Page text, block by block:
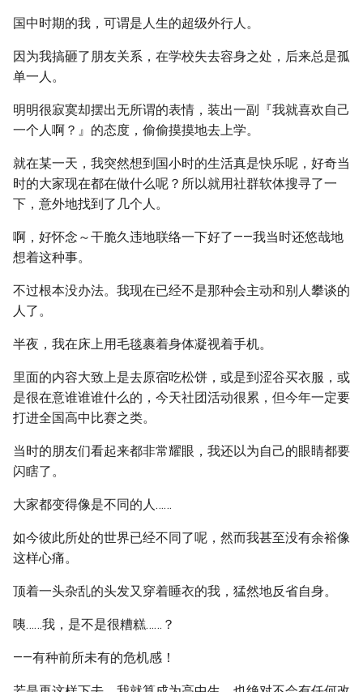
国中时期的我，可谓是人生的超级外行人。
因为我搞砸了朋友关系，在学校失去容身之处，后来总是孤
单一人。
明明很寂寞却摆出无所谓的表情，装出一副『我就喜欢自己
一个人啊？』的态度，偷偷摸摸地去上学。
就在某一天，我突然想到国小时的生活真是快乐呢，好奇当
时的大家现在都在做什么呢？所以就用社群软体搜寻了一
下，意外地找到了几个人。
啊，好怀念～干脆久违地联络一下好了——我当时还悠哉地
想着这种事。
不过根本没办法。我现在已经不是那种会主动和别人攀谈的
人了。
半夜，我在床上用毛毯裹着身体凝视着手机。
里面的内容大致上是去原宿吃松饼，或是到涩谷买衣服，或
是很在意谁谁谁什么的，今天社团活动很累，但今年一定要
打进全国高中比赛之类。
当时的朋友们看起来都非常耀眼，我还以为自己的眼睛都要
闪瞎了。
大家都变得像是不同的人……
如今彼此所处的世界已经不同了呢，然而我甚至没有余裕像
这样心痛。
顶着一头杂乱的头发又穿着睡衣的我，猛然地反省自身。
咦……我，是不是很糟糕……？
——有种前所未有的危机感！